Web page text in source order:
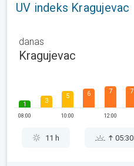
UV indeks Kragujevac
danas
Kragujevac
1
08:00
3
5
10:00
6 7
12:00
7
11 h 05:30